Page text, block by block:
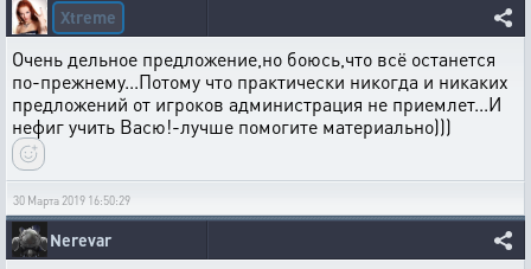
Xtreme
Очень дельное предложение,но боюсь,что всё останется
по-прежнему...Потому что практически никогда и никаких
предложений от игроков администрация не приемлет...И
нефиг учить Васю!-лучше помогите материально)))
30 Марта 2019 16:50:29
Nerevar